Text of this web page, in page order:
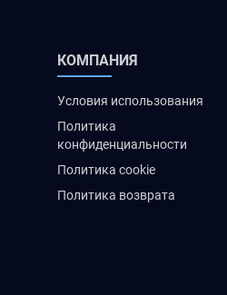
КОМПАНИЯ
Условия использования
Политика
конфиденциальности
Политика cookie
Политика возврата